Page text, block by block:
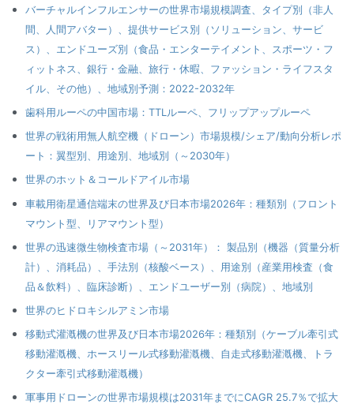
バーチャルインフルエンサーの世界市場規模調査、タイプ別（非人
間、人間アバター）、提供サービス別（ソリューション、サービ
ス）、エンドユーズ別（食品・エンターテイメント、スポーツ・フ
ィットネス、銀行・金融、旅行・休暇、ファッション・ライフスタ
イル、その他）、地域別予測：2022-2032年
歯科用ルーペの中国市場：TTLルーペ、フリップアップルーペ
世界の戦術用無人航空機（ドローン）市場規模/シェア/動向分析レポ
ート：翼型別、用途別、地域別（～2030年）
世界のホット＆コールドアイル市場
車載用衛星通信端末の世界及び日本市場2026年：種類別（フロント
マウント型、リアマウント型）
世界の迅速微生物検査市場（～2031年）： 製品別（機器（質量分析
計）、消耗品）、手法別（核酸ベース）、用途別（産業用検査（食
品＆飲料）、臨床診断）、エンドユーザー別（病院）、地域別
世界のヒドロキシルアミン市場
移動式灌漑機の世界及び日本市場2026年：種類別（ケーブル牽引式
移動灌漑機、ホースリール式移動灌漑機、自走式移動灌漑機、トラ
クター牽引式移動灌漑機）
軍事用ドローンの世界市場規模は2031年までにCAGR 25.7％で拡大